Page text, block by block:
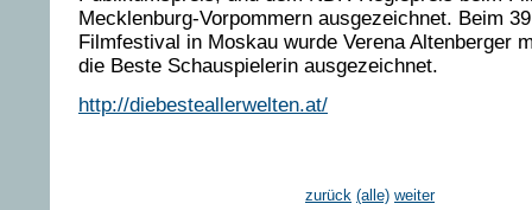
Mecklenburg-Vorpommern ausgezeichnet. Beim
Filmfestival in Moskau wurde Verena Altenberger
die Beste Schauspielerin ausgezeichnet.
http://diebesteallerwelten.at/
zurück (alle) weiter